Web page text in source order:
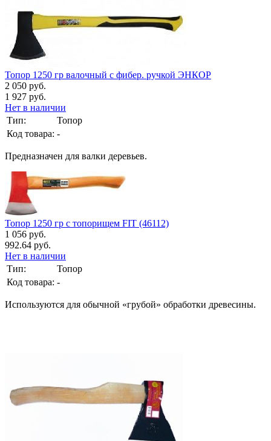
Топор 1250 гр валочный с фибер. ручкой ЭНКОР
2 050 руб.
1 927 руб.
Нет в наличии
Тип:
Топор
Код товара: -
Предназначен для валки деревьев.
Топор 1250 гр с топорищем FIT (46112)
1 056 руб.
992.64 руб.
Нет в наличии
Тип:
Топор
Код товара: -
Используются для обычной «грубой» обработки древесины.